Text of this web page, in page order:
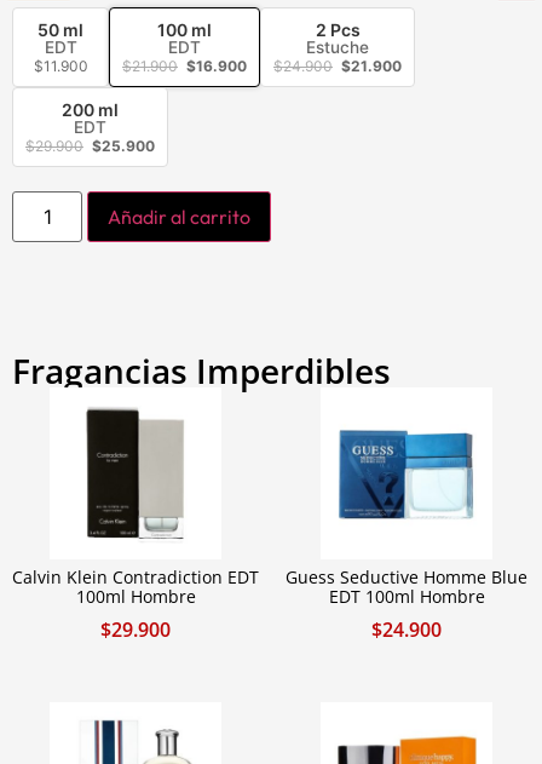
50 ml
EDT
$11.900
100 ml
EDT
$21.900 $16.900
2 Pcs
Estuche
$24.900 $21.900
200 ml
EDT
$29.900 $25.900
Añadir al carrito
Fragancias Imperdibles
Calvin Klein Contradiction EDT
100ml Hombre
$29.900
Guess Seductive Homme Blue
EDT 100ml Hombre
$24.900